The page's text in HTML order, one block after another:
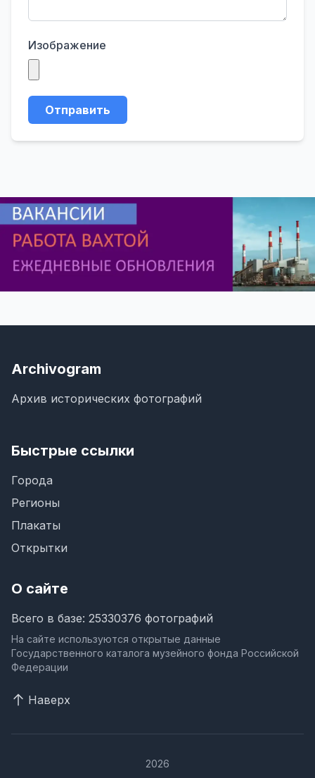
Изображение
Отправить
Archivogram
Архив исторических фотографий
Быстрые ссылки
Города
Регионы
Плакаты
Открытки
О сайте
Всего в базе: 25330376 фотографий
На сайте используются открытые данные
Государственного каталога музейного фонда Российской
Федерации
Наверх
2026